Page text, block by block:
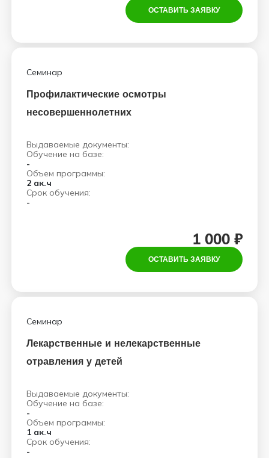
ОСТАВИТЬ ЗАЯВКУ
Семинар
Профилактические осмотры
несовершеннолетних
Выдаваемые документы:
Обучение на базе:
-
Объем программы:
2 ак.ч
Срок обучения:
-
1 000 ₽
ОСТАВИТЬ ЗАЯВКУ
Семинар
Лекарственные и нелекарственные
отравления у детей
Выдаваемые документы:
Обучение на базе:
-
Объем программы:
1 ак.ч
Срок обучения:
-